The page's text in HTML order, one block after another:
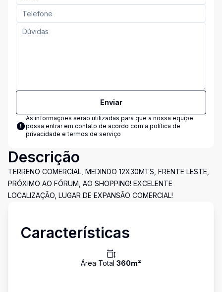
Enviar
As informações serão utilizadas para que a nossa equipe
possa entrar em contato de acordo com a política de
privacidade e termos de serviço
Descrição
TERRENO COMERCIAL, MEDINDO 12X30MTS, FRENTE LESTE,
PRÓXIMO AO FÓRUM, AO SHOPPING! EXCELENTE
LOCALIZAÇÃO, LUGAR DE EXPANSÃO COMERCIAL!
Características
Área Total 360m²